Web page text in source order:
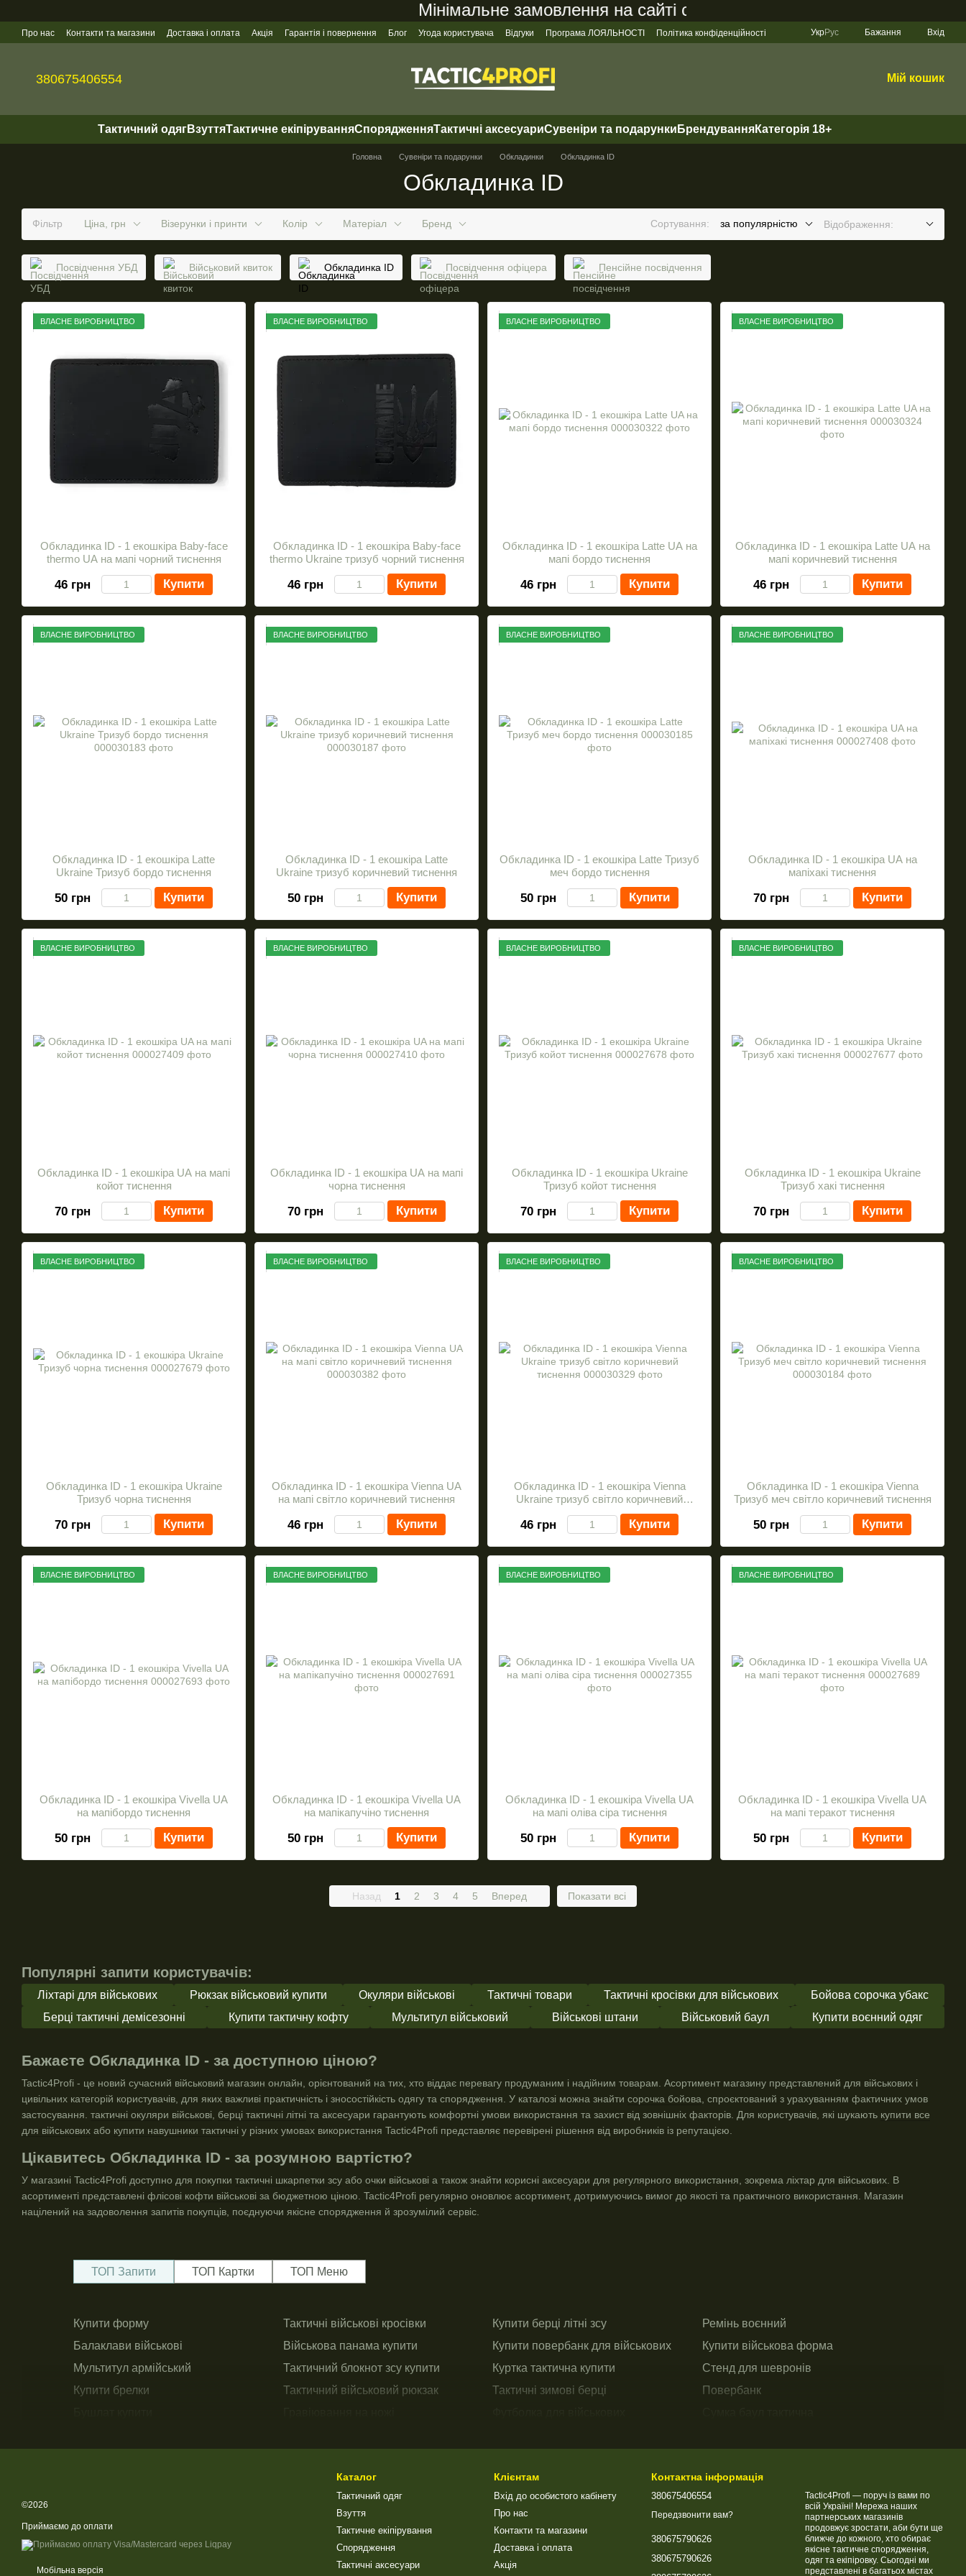
Мінімальне замовлення на сайті становить 200 грн
Про нас Контакти та магазини Доставка і оплата Акція Гарантія і повернення Блог Угода користувача Відгуки Програма ЛОЯЛЬНОСТІ
Політика конфіденційності
УкрРус Бажання Вхід
380675406554 Мій кошик
Тактичний одягВзуттяТактичне екіпіруванняСпорядженняТактичні аксесуариСувеніри та подарунки БрендуванняКатегорія 18+
Головна Сувеніри та подарунки Обкладинки Обкладинка ID
Обкладинка ID
Фільтр Ціна, грн Візерунки і принти Колір Матеріал Бренд Сортування: за популярністю Відображення:
Популярні запити користувачів:
Ліхтарі для військових Рюкзак військовий купити Окуляри військові Тактичні товари Тактичні кросівки для військових
Бойова сорочка убакс
Берці тактичні демісезонні
Купити тактичну кофту Мультитул військовий Військові штани Військовий баул Купити воєнний одяг
Бажаєте Обкладинка ID - за доступною ціною?
Tactic4Profi - це новий сучасний військовий магазин онлайн , орієнтований на тих, хто віддає перевагу продуманим і надійним товарам. Асортимент магазину представлений для військових і
цивільних категорій користувачів, для яких важливі практичність і зносостійкість одягу та спорядження. У каталозі можна знайти сорочка бойова , спроєктований з урахуванням фактичних умов
застосування. тактичні окуляри військові берці тактичні літні та аксесуари гарантують комфортні умови використання та захист від зовнішніх факторів. Для користувачів, які шукають купити все
для військових або купити навушники тактичні у різних умовах використання Tactic4Profi представляє перевірені рішення від виробників із репутацією.
Цікавитесь Обкладинка ID - за розумною вартістю?
У магазині Tactic4Profi доступно для покупки тактичні шкарпетки зсу або очки військові а також знайти корисні аксесуари для регулярного використання, зокрема ліхтар для військових . В
асортименті представлені флісові кофти військові за бюджетною ціною. Tactic4Profi регулярно оновлює асортимент, дотримуючись вимог до якості та практичного використання. Магазин
націлений на задоволення запитів покупців, поєднуючи якісне спорядження й зрозумілий сервіс.
ТОП Запити ТОП Картки ТОП Меню
Купити форму Тактичні військові кросівки Купити берці літні зсу
Ремінь воєнний
Балаклави військові
Військова панама купити Купити повербанк для військових
Купити військова форма
Мультитул армійський
Тактичний блокнот зсу купити Куртка тактична купити
Стенд для шевронів
Купити брелки
Тактичний військовий рюкзак Тактичні зимові берці
Повербанк
Посвідчення УБД Військовий квиток Обкладинка ID Посвідчення офіцера Пенсійне посвідчення
ВЛАСНЕ ВИРОБНИЦТВО
Обкладинка ID - 1 екошкіра Baby-face
thermo UA на мапі чорний тиснення
46 грн Купити
ВЛАСНЕ ВИРОБНИЦТВО
Обкладинка ID - 1 екошкіра Baby-face
thermo Ukraine тризуб чорний тиснення
46 грн Купити
ВЛАСНЕ ВИРОБНИЦТВО
Обкладинка ID - 1 екошкіра Latte UA на
мапі бордо тиснення
46 грн Купити
ВЛАСНЕ ВИРОБНИЦТВО
Обкладинка ID - 1 екошкіра Latte UA на
мапі коричневий тиснення
46 грн Купити
ВЛАСНЕ ВИРОБНИЦТВО
Обкладинка ID - 1 екошкіра Latte
Ukraine Тризуб бордо тиснення
50 грн Купити
ВЛАСНЕ ВИРОБНИЦТВО
Обкладинка ID - 1 екошкіра Latte
Ukraine тризуб коричневий тиснення
50 грн Купити
ВЛАСНЕ ВИРОБНИЦТВО
Обкладинка ID - 1 екошкіра Latte Тризуб
меч бордо тиснення
50 грн Купити
ВЛАСНЕ ВИРОБНИЦТВО
Обкладинка ID - 1 екошкіра UA на
мапіхакі тиснення
70 грн Купити
ВЛАСНЕ ВИРОБНИЦТВО
Обкладинка ID - 1 екошкіра UA на мапі
койот тиснення
70 грн Купити
ВЛАСНЕ ВИРОБНИЦТВО
Обкладинка ID - 1 екошкіра UA на мапі
чорна тиснення
70 грн Купити
ВЛАСНЕ ВИРОБНИЦТВО
Обкладинка ID - 1 екошкіра Ukraine
Тризуб койот тиснення
70 грн Купити
ВЛАСНЕ ВИРОБНИЦТВО
Обкладинка ID - 1 екошкіра Ukraine
Тризуб хакі тиснення
70 грн Купити
ВЛАСНЕ ВИРОБНИЦТВО
Обкладинка ID - 1 екошкіра Ukraine
Тризуб чорна тиснення
70 грн Купити
ВЛАСНЕ ВИРОБНИЦТВО
Обкладинка ID - 1 екошкіра Vienna UA
на мапі світло коричневий тиснення
46 грн Купити
ВЛАСНЕ ВИРОБНИЦТВО
Обкладинка ID - 1 екошкіра Vienna
Ukraine тризуб світло коричневий
тиснення
46 грн Купити
ВЛАСНЕ ВИРОБНИЦТВО
Обкладинка ID - 1 екошкіра Vienna
Тризуб меч світло коричневий тиснення
50 грн Купити
ВЛАСНЕ ВИРОБНИЦТВО
Обкладинка ID - 1 екошкіра Vivella UA
на мапібордо тиснення
50 грн Купити
ВЛАСНЕ ВИРОБНИЦТВО
Обкладинка ID - 1 екошкіра Vivella UA
на мапікапучіно тиснення
50 грн Купити
ВЛАСНЕ ВИРОБНИЦТВО
Обкладинка ID - 1 екошкіра Vivella UA
на мапі оліва сіра тиснення
50 грн Купити
ВЛАСНЕ ВИРОБНИЦТВО
Обкладинка ID - 1 екошкіра Vivella UA
на мапі теракот тиснення
50 грн Купити
Назад 1 2 3 4 5 Вперед Показати всі
©2026
Приймаємо до оплати
Мобільна версія
Каталог
Тактичний одяг
Взуття
Тактичне екіпірування
Спорядження
Тактичні аксесуари
Клієнтам
Вхід до особистого кабінету
Про нас
Контакти та магазини
Доставка і оплата
Акція
Контактна інформація
380675406554
Передзвонити вам?
380675790626
380675790626
Tactic4Profi — поруч із вами по
всій Україні! Мережа наших
партнерських магазинів
продовжує зростати, аби бути ще
ближче до кожного, хто обирає
якісне тактичне спорядження,
одяг та екіпіровку. Сьогодні ми
представлені в багатьох містах